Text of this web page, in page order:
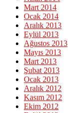
Mart 2014
Ocak 2014
Aralık 2013
Eylül 2013
Ağustos 2013
Mayıs 2013
Mart 2013
Şubat 2013
Ocak 2013
Aralık 2012
Kasım 2012
Ekim 2012